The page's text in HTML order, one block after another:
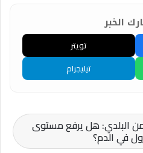
الخبر
تويتر
تيليجرام
السمن البلدي: هل يرفع مستوى
في الدم؟